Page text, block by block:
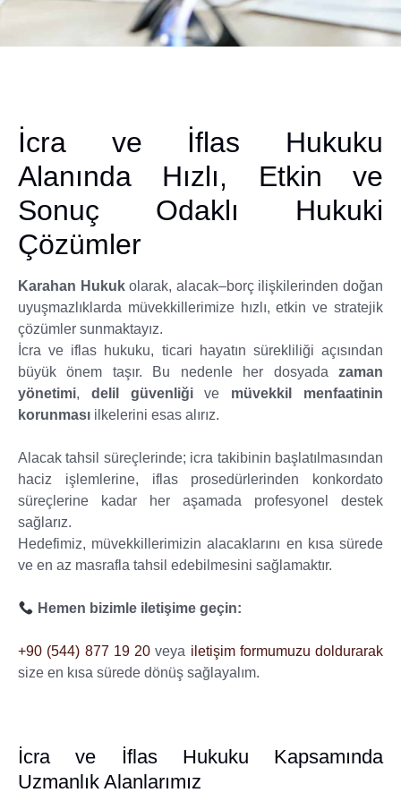
İcra ve İflas Hukuku
Alanında Hızlı, Etkin ve
Sonuç Odaklı Hukuki
Çözümler
Karahan Hukukolarak, alacak–borç ilişkilerinden doğan
uyuşmazlıklarda müvekkillerimize hızlı, etkin ve stratejik
çözümler sunmaktayız.
İcra ve iflas hukuku, ticari hayatın sürekliliği açısından
büyük önem taşır. Bu nedenle her dosyada zaman
yönetimi, delil güvenliğive müvekkil menfaatinin
korunması ilkelerini esas alırız.
Alacak tahsil süreçlerinde; icra takibinin başlatılmasından
haciz işlemlerine, iflas prosedürlerinden konkordato
süreçlerine kadar her aşamada profesyonel destek
sağlarız.
Hedefimiz, müvekkillerimizin alacaklarını en kısa sürede
ve en az masrafla tahsil edebilmesini sağlamaktır.
Hemen bizimle iletişime geçin:
+90 (544) 877 19 20 veya iletişim formumuzu doldurarak
size en kısa sürede dönüş sağlayalım.
İcra ve İflas Hukuku Kapsamında
Uzmanlık Alanlarımız